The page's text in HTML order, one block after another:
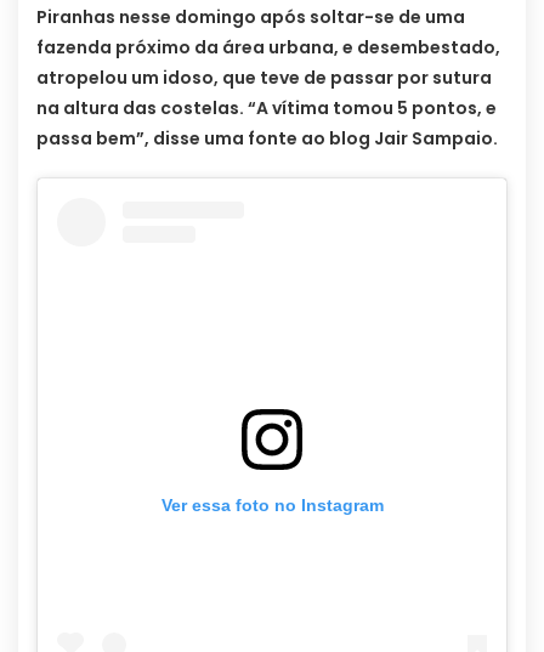
Piranhas nesse domingo após soltar-se de uma
fazenda próximo da área urbana, e desembestado,
atropelou um idoso, que teve de passar por sutura
na altura das costelas. “A vítima tomou 5 pontos, e
passa bem”, disse uma fonte ao blog Jair Sampaio.
Ver essa foto no Instagram